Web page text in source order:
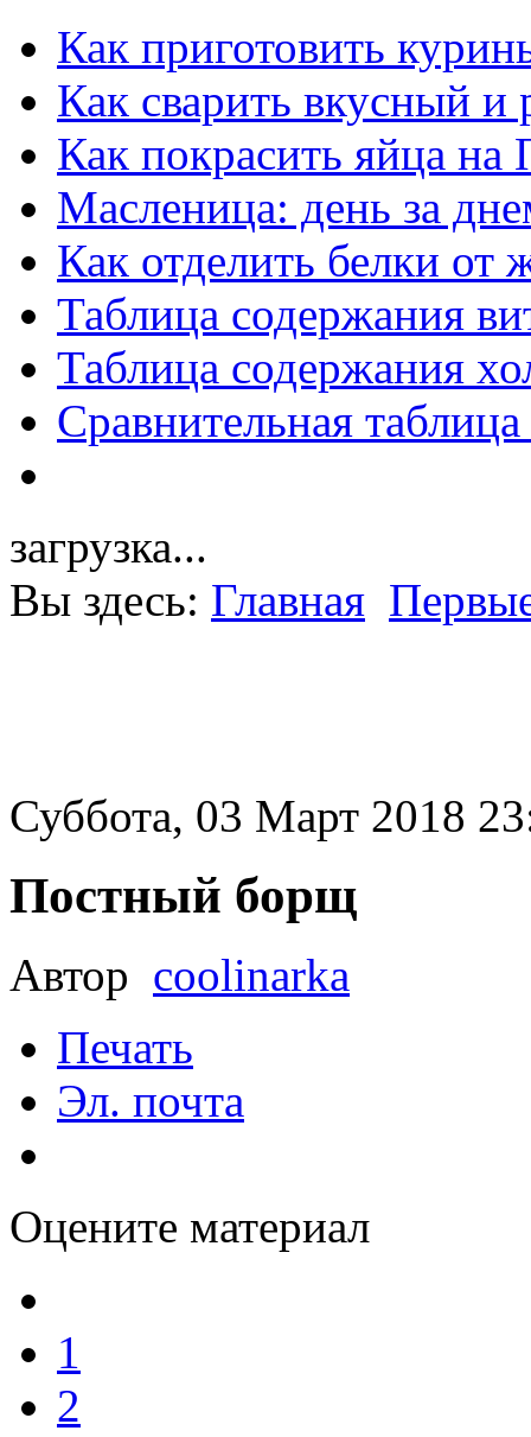
Как приготовить
Как сварить вкусный и
Как покрасить яйца на
Масленица: день за
Как отделить белки от
Таблица содержания
Таблица содержания
Сравнительная
загрузка...
Вы здесь: Главная
Суббота, 03 Март 2018
Постный борщ
Автор coolinarka
Печать
Эл. почта
Оцените материал
1
2